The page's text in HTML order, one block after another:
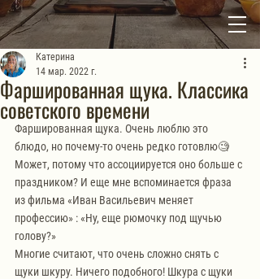
Фаршированная щука. Классика
советского времени
Катерина
14 мар. 2022 г.
Фаршированная щука. Очень люблю это
блюдо, но почему-то очень редко готовлю🧐
Может, потому что ассоциируется оно больше с
праздником? И еще мне вспоминается фраза
из фильма «Иван Васильевич меняет
профессию» : «Ну, еще рюмочку под щучью
голову?»
Многие считают, что очень сложно снять с
щуки шкуру. Ничего подобного! Шкура с щуки